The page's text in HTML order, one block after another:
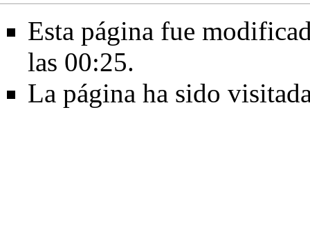
Esta página fue
las 00:25.
La página ha sido